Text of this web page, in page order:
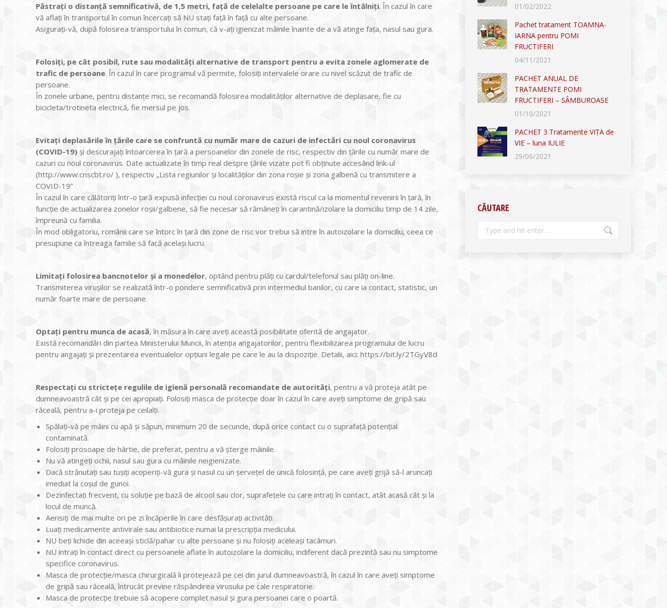
Păstrați o distanță semnificativă, de 1,5 metri, față de celelalte persoane pe care le întâlniți. În cazul în care
vă aflați în transportul în comun încercați să NU stați față în față cu alte persoane.
Asigurați-vă, după folosirea transportului în comun, că v-ați igienizat mâinile înainte de a vă atinge fața, nasul sau gura.
Folosiți, pe cât posibil, rute sau modalități alternative de transport pentru a evita zonele aglomerate de
trafic de persoane. În cazul în care programul vă permite, folosiți intervalele orare cu nivel scăzut de trafic de
persoane.
În zonele urbane, pentru distanțe mici, se recomandă folosirea modalităților alternative de deplasare, fie cu
bicicleta/trotineta electrică, fie mersul pe jos.
Evitați deplasările în țările care se confruntă cu număr mare de cazuri de infectări cu noul coronavirus
(COVID-19) și descurajați întoarcerea în țară a persoanelor din zonele de risc, respectiv din țările cu număr mare de
cazuri cu noul coronavirus. Date actualizate în timp real despre țările vizate pot fi obținute accesând link-ul
(http://www.cnscbt.ro/ ), respectiv „Lista regiunilor și localităților din zona roșie și zona galbenă cu transmitere a
COVID-19”
În cazul în care călătoriți într-o țară expusă infecției cu noul coronavirus există riscul ca la momentul revenirii în țară, în
funcție de actualizarea zonelor roșii/galbene, să fie necesar să rămâneți în carantină/izolare la domiciliu timp de 14 zile,
împreună cu familia.
În mod obligatoriu, românii care se întorc în țară din zone de risc vor trebui să intre în autoizolare la domiciliu, ceea ce
presupune ca întreaga familie să facă același lucru.
Limitați folosirea bancnotelor și a monedelor, optând pentru plăți cu cardul/telefonul sau plăți on-line.
Transmiterea virușilor se realizată într-o pondere semnificativă prin intermediul banilor, cu care ia contact, statistic, un
număr foarte mare de persoane.
Optați pentru munca de acasă, în măsura în care aveți această posibilitate oferită de angajator.
Există recomandări din partea Ministerului Muncii, în atenția angajatorilor, pentru flexibilizarea programului de lucru
pentru angajați și prezentarea eventualelor opțiuni legale pe care le au la dispoziție. Detalii, aici: https://bit.ly/2TGyV8d
Respectați cu strictețe regulile de igienă personală recomandate de autorități, pentru a vă proteja atât pe
dumneavoastră cât și pe cei apropiați. Folosiți masca de protecție doar în cazul în care aveți simptome de gripă sau
răceală, pentru a-i proteja pe ceilalți.
Spălați-vă pe mâini cu apă și săpun, minimum 20 de secunde, după orice contact cu o suprafață potențial
contaminată.
Folosiți prosoape de hârtie, de preferat, pentru a vă șterge mâinile.
Nu vă atingeți ochii, nasul sau gura cu mâinile neigienizate.
Dacă strănutați sau tușiți acoperiți-vă gura și nasul cu un șervețel de unică folosință, pe care aveți grijă să-l aruncați
imediat la coșul de gunoi.
Dezinfectați frecvent, cu soluție pe bază de alcool sau clor, suprafețele cu care intrați în contact, atât acasă cât și la
locul de muncă.
Aerisiți de mai multe ori pe zi încăperile în care desfășurați activități.
Luați medicamente antivirale sau antibiotice numai la prescripția medicului.
NU beți lichide din aceeași sticlă/pahar cu alte persoane și nu folosiți aceleași tacâmuri.
NU intrați în contact direct cu persoanele aflate în autoizolare la domiciliu, indiferent dacă prezintă sau nu simptome
specifice coronavirus.
Masca de protecție/masca chirurgicală îi protejează pe cei din jurul dumneavoastră, în cazul în care aveți simptome
de gripă sau răceală, întrucât previne răspândirea virusului pe cale respiratorie.
Masca de protecție trebuie să acopere complet nasul și gura persoanei care o poartă.
01/02/2022
Pachet tratament TOAMNA-
IARNA pentru POMI
FRUCTIFERI
04/11/2021
PACHET ANUAL DE
TRATAMENTE POMI
FRUCTIFERI – SÂMBUROASE
01/10/2021
PACHET 3 Tratamente VIȚA de
VIE – luna IULIE
29/06/2021
CĂUTARE
Search: